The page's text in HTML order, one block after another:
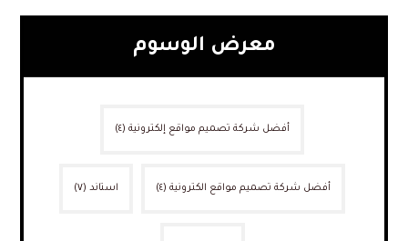
معرض الوسوم
أفضل شركة تصميم مواقع إلكترونية (٤)
أفضل شركة تصميم مواقع الكترونية (٤) استاند (٧)